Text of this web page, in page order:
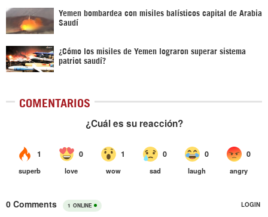
Yemen bombardea con misiles balísticos capital de Arabia
Saudí
¿Cómo los misiles de Yemen lograron superar sistema
patriot saudí?
COMENTARIOS